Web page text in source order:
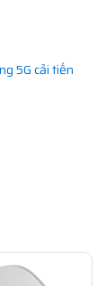
5G cải tiến